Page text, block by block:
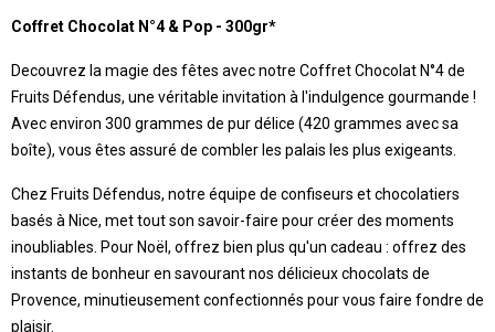
Coffret Chocolat N°4 & Pop - 300gr*
Decouvrez la magie des fêtes avec notre Coffret Chocolat N°4 de
Fruits Défendus, une véritable invitation à l'indulgence gourmande !
Avec environ 300 grammes de pur délice (420 grammes avec sa
boîte), vous êtes assuré de combler les palais les plus exigeants.
Chez Fruits Défendus, notre équipe de confiseurs et chocolatiers
basés à Nice, met tout son savoir-faire pour créer des moments
inoubliables. Pour Noël, offrez bien plus qu'un cadeau : offrez des
instants de bonheur en savourant nos délicieux chocolats de
Provence, minutieusement confectionnés pour vous faire fondre de
plaisir.